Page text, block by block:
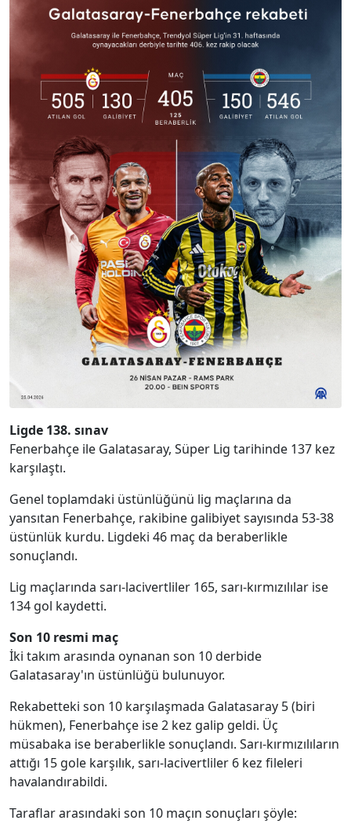
Ligde 138. sınav
Fenerbahçe ile Galatasaray, Süper Lig tarihinde 137 kez
karşılaştı.
Genel toplamdaki üstünlüğünü lig maçlarına da
yansıtan Fenerbahçe, rakibine galibiyet sayısında 53-38
üstünlük kurdu. Ligdeki 46 maç da beraberlikle
sonuçlandı.
Lig maçlarında sarı-lacivertliler 165, sarı-kırmızılılar ise
134 gol kaydetti.
Son 10 resmi maç
İki takım arasında oynanan son 10 derbide
Galatasaray'ın üstünlüğü bulunuyor.
Rekabetteki son 10 karşılaşmada Galatasaray 5 (biri
hükmen), Fenerbahçe ise 2 kez galip geldi. Üç
müsabaka ise beraberlikle sonuçlandı. Sarı-kırmızılıların
attığı 15 gole karşılık, sarı-lacivertliler 6 kez fileleri
havalandırabildi.
Taraflar arasındaki son 10 maçın sonuçları şöyle: